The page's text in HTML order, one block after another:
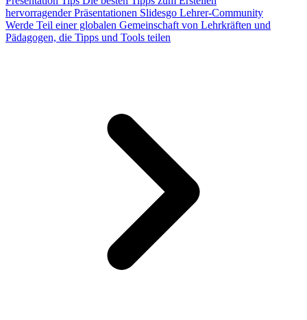
hervorragender Präsentationen Slidesgo Lehrer-Community
Werde Teil einer globalen Gemeinschaft von Lehrkräften und
Pädagogen, die Tipps und Tools teilen